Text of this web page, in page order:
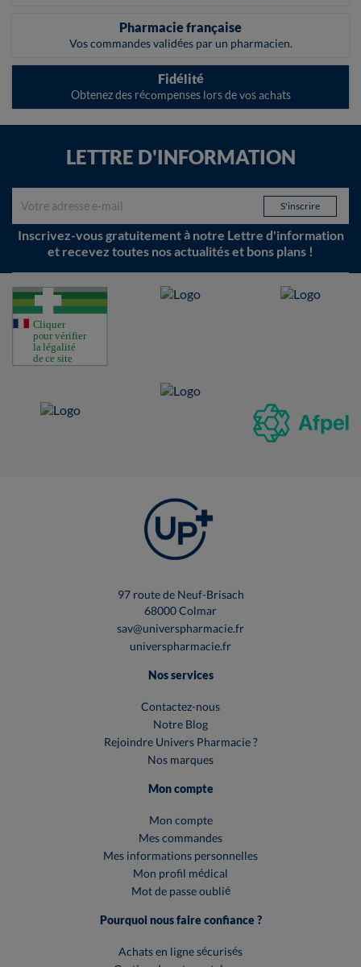
Pharmacie française
Vos commandes validées par un pharmacien.
Fidélité
Obtenez des récompenses lors de vos achats
LETTRE D'INFORMATION
Inscrivez-vous gratuitement à notre Lettre d'information
et recevez toutes nos actualités et bons plans !
97 route de Neuf-Brisach
68000 Colmar
sav@universpharmacie.fr
universpharmacie.fr
Nos services
Contactez-nous
Notre Blog
Rejoindre Univers Pharmacie ?
Nos marques
Mon compte
Mon compte
Mes commandes
Mes informations personnelles
Mon profil médical
Mot de passe oublié
Pourquoi nous faire confiance ?
Achats en ligne sécurisés